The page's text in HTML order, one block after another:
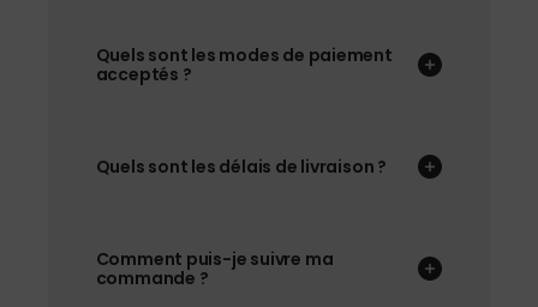
Quels sont les modes de paiement
acceptés ?
Quels sont les délais de livraison ?
Comment puis-je suivre ma
commande ?